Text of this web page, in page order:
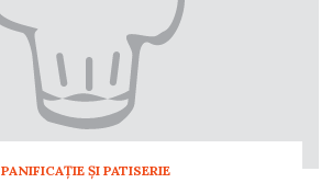
PANIFICAŢIE ŞI PATISERIE